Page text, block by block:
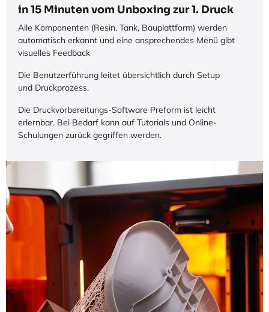
in 15 Minuten vom Unboxing zur 1. Druck
Alle Komponenten (Resin, Tank, Bauplattform) werden
automatisch erkannt und eine ansprechendes Menü gibt
visuelles Feedback
Die Benutzerführung leitet übersichtlich durch Setup
und Druckprozess.
Die Druckvorbereitungs-Software Preform ist leicht
erlernbar. Bei Bedarf kann auf Tutorials und Online-
Schulungen zurück gegriffen werden.